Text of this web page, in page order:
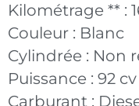
Kilométrage ** :
Couleur : Blanc
Cylindrée : Non
Puissance : 92 cv
Carburant :